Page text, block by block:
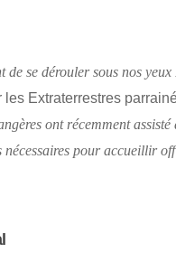
se dérouler sous nos yeux
Extraterrestres
ont récemment
pour accueillir